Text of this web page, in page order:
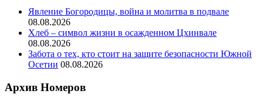
Явление Богородицы, война и молитва в подвале
08.08.2026
Хлеб – символ жизни в осажденном Цхинвале
08.08.2026
Забота о тех, кто стоит на защите безопасности Южной
Осетии 08.08.2026
Архив Номеров